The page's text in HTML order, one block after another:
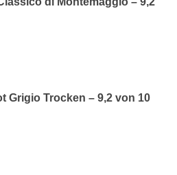
Grigio Trocken – 9,2 von 10